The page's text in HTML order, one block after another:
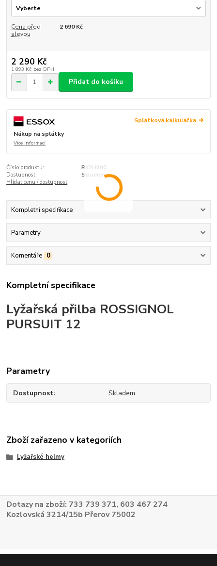
Cena před
slevou
2 690 Kč
2 290 Kč
1 893 Kč bez DPH
Přidat do košíku
Splátková kalkulačka
Nákup na splátky
Více informací
Číslo produktu:
RK2H600
Dostupnost:
Skladem
Hlídat cenu / dostupnost
Kompletní specifikace
Parametry
Komentáře 0
Kompletní specifikace
Lyžařská přilba ROSSIGNOL
PURSUIT 12
Parametry
Dostupnost Skladem
Zboží zařazeno v kategoriích
Lyžařské helmy
Dotazy na zboží: 733 739 371, 603 467 274
Kozlovská 3214/15b Přerov 75002